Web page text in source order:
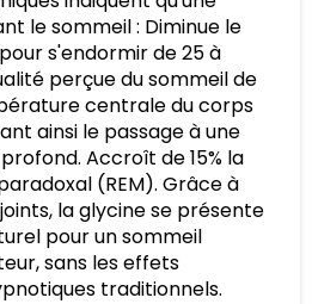
le sommeil : Diminue le
s'endormir de 25 à
perçue du sommeil de
centrale du corps
ainsi le passage à une
Accroît de 15% la
(REM). Grâce à
la glycine se présente
pour un sommeil
sans les effets
traditionnels.